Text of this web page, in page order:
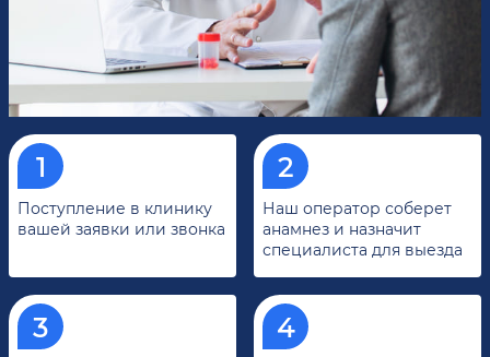
Поступление в клинику
вашей заявки или звонка
Наш оператор соберет
анамнез и назначит
специалиста для выезда